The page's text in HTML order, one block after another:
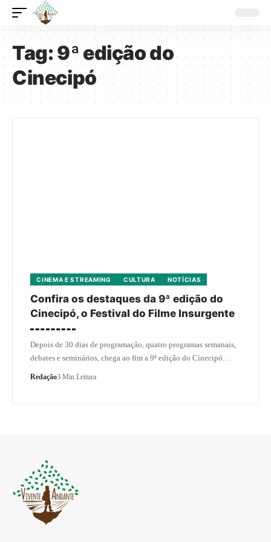
Tag:9ª edição do
Cinecipó
CINEMA E STREAMING CULTURA NOTÍCIAS
Confira os destaques da 9ª edição do
Cinecipó, o Festival do Filme Insurgente
Depois de 30 dias de programação, quatro programas semanais,
debates e seminários, chega ao fim a 9ª edição do Cinecipó…
Redação3 Min Leitura